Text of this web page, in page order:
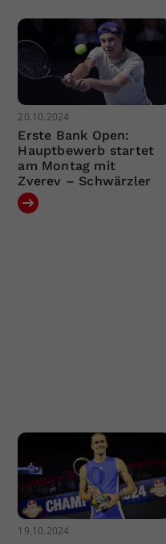
20.10.2024
Erste Bank Open:
Hauptbewerb startet
am Montag mit
Zverev – Schwärzler
19.10.2024